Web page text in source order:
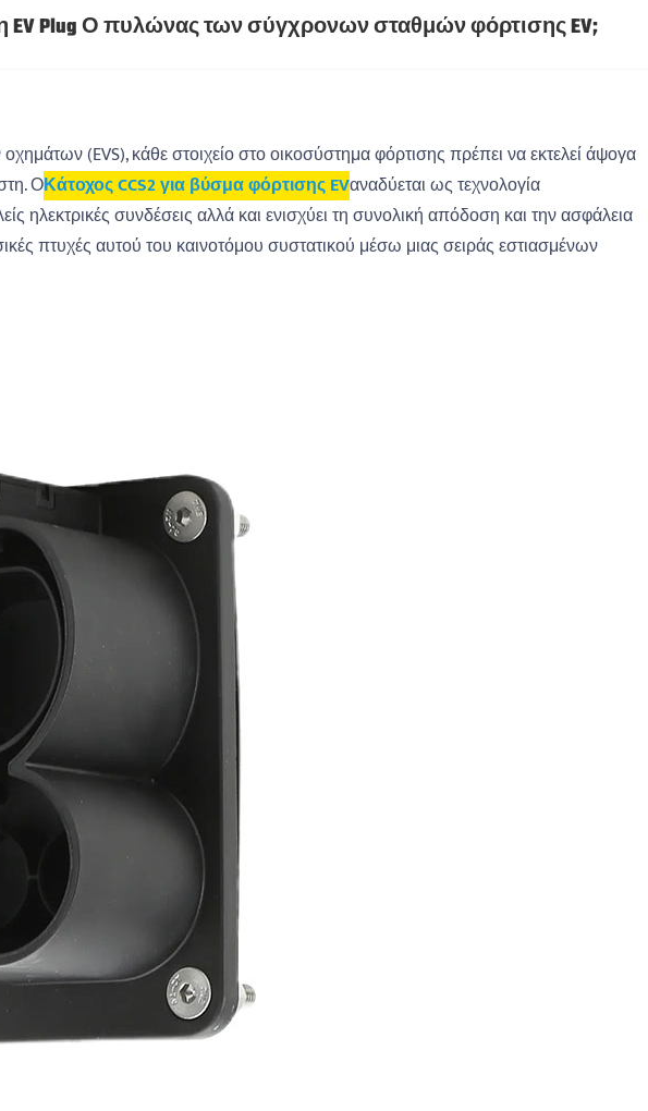
EV Plug Ο πυλώνας των σύγχρονων σταθμών φόρτισης EV;
(EVS), κάθε στοιχείο στο οικοσύστημα φόρτισης πρέπει να εκτελεί άψογα
ΟΚάτοχος CCS2 για βύσμα φόρτισης EVαναδύεται ως τεχνολογία
ηλεκτρικές συνδέσεις αλλά και ενισχύει τη συνολική απόδοση και την ασφάλεια
πτυχές αυτού του καινοτόμου συστατικού μέσω μιας σειράς εστιασμένων